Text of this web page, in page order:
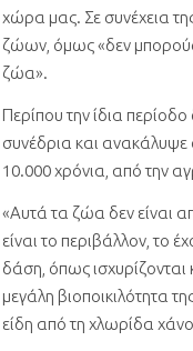
χώρα μας. Σε συνέχεια
ζώων, όμως «δεν
ζώα».
Περίπου την ίδια
συνέδρια και
10.000 χρόνια, από την
«Αυτά τα ζώα δεν είναι
είναι το περιβάλλον, το
δάση, όπως ισχυρίζονται
μεγάλη βιοποικιλότητα
είδη από τη χλωρίδα